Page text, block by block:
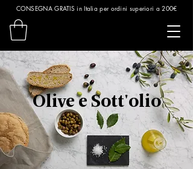
CONSEGNA GRATIS in Italia per ordini superiori a 200€
Olive e Sott'olio